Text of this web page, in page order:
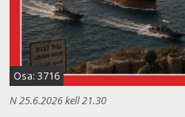
Osa: 3716
N 25.6.2026 kell 21.30